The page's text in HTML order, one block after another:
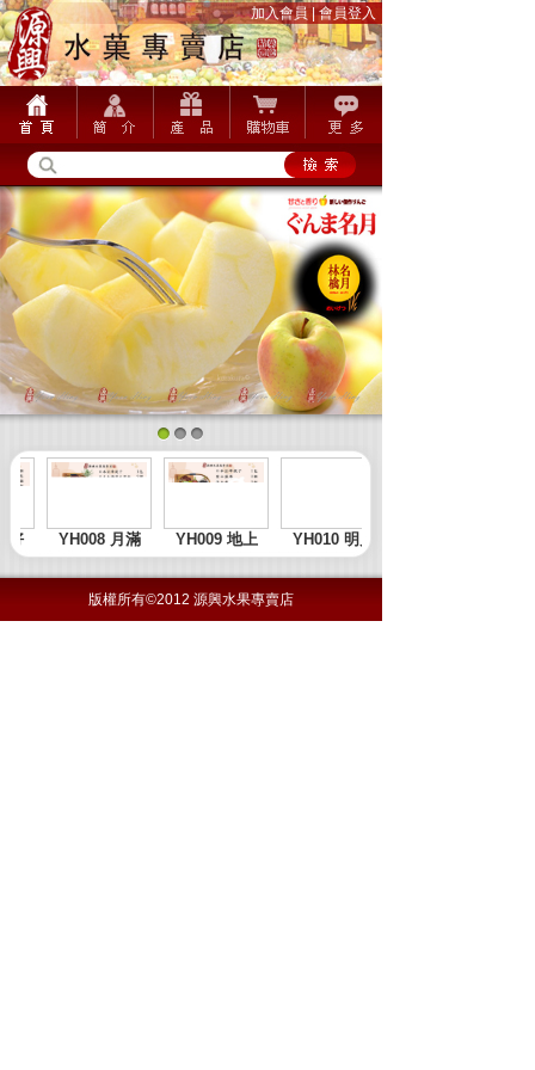
加入會員|會員登入
1 2 3
版權所有©2012 源興水果專賣店